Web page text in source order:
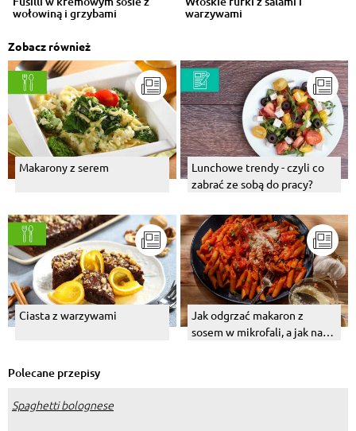
wołowiną i grzybami warzywami
Zobacz również
Makarony z serem
Lunchowe trendy - czyli co
zabrać ze sobą do pracy?
Ciasta z warzywami
Jak odgrzać makaron z
sosem w mikrofali, a jak na
Polecane przepisy
Spaghetti bolognese